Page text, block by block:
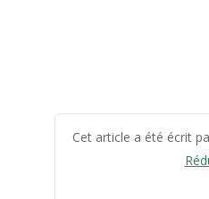
Cet article a été écrit